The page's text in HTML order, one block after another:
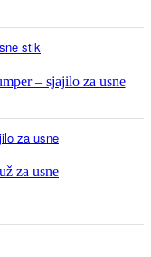
stik
za usne